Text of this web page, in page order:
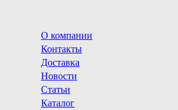
О компании
Контакты
Доставка
Новости
Статьи
Каталог